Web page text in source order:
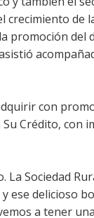
crecimiento de
promoción del
con
Crédito, con
Sociedad
ese delicioso
a tener